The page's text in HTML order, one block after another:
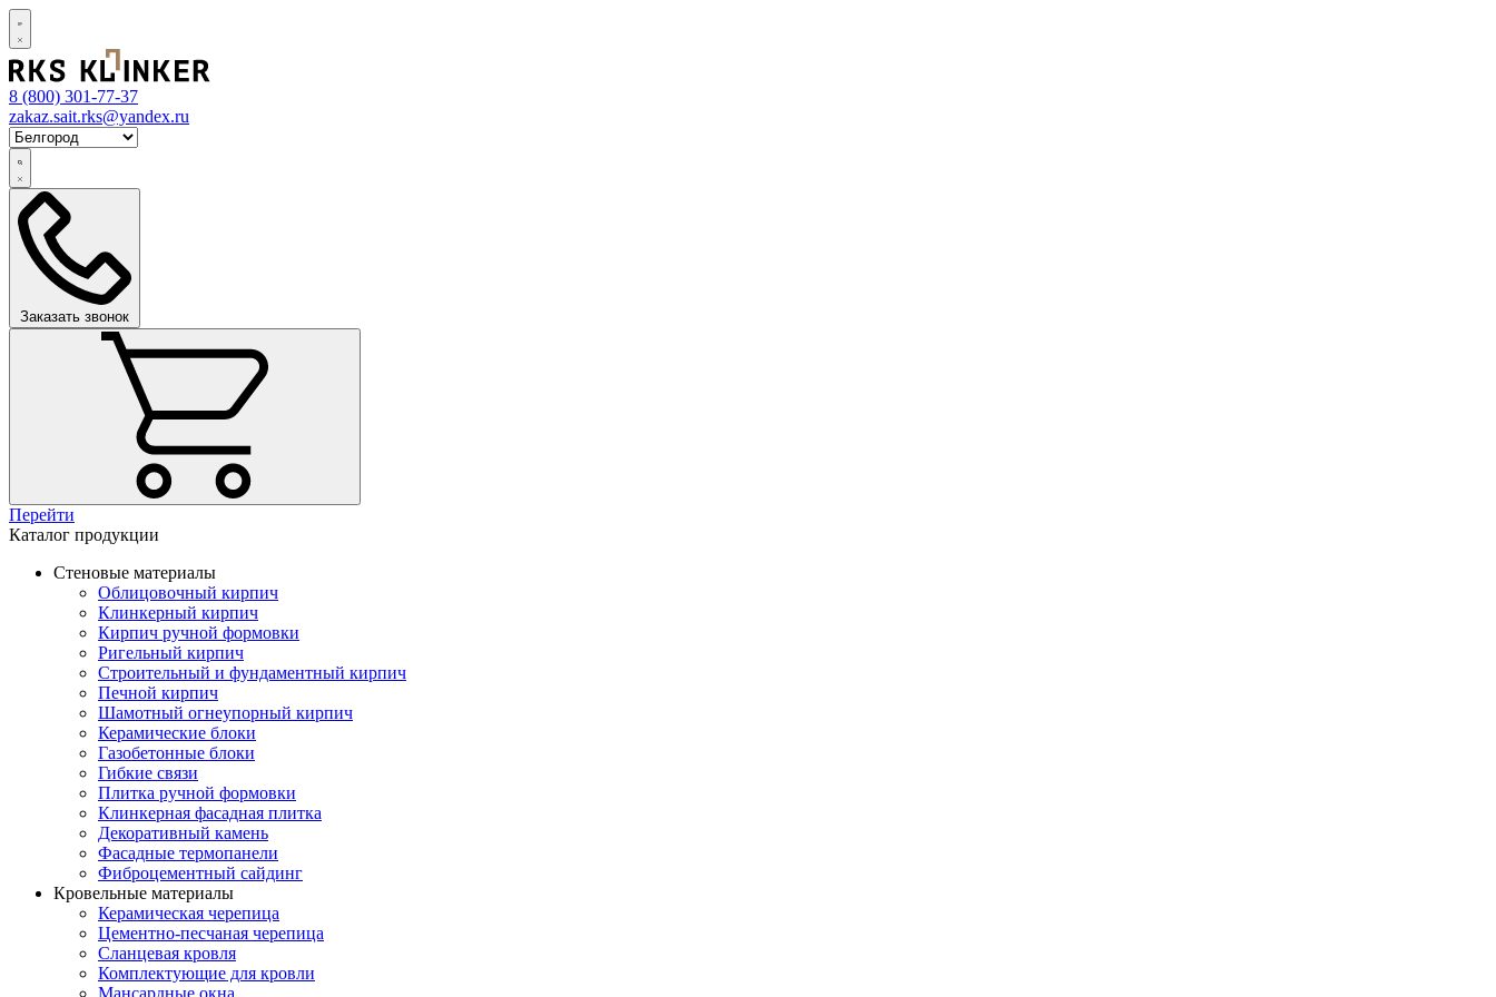
8 (800) 301-77-37
zakaz.sait.rks@yandex.ru
Заказать звонок
Перейти
Каталог продукции
Стеновые материалы
Облицовочный кирпич
Клинкерный кирпич
Кирпич ручной формовки
Ригельный кирпич
Строительный и фундаментный кирпич
Печной кирпич
Шамотный огнеупорный кирпич
Керамические блоки
Газобетонные блоки
Гибкие связи
Плитка ручной формовки
Клинкерная фасадная плитка
Декоративный камень
Фасадные термопанели
Фиброцементный сайдинг
Кровельные материалы
Керамическая черепица
Цементно-песчаная черепица
Сланцевая кровля
Комплектующие для кровли
Мансардные окна